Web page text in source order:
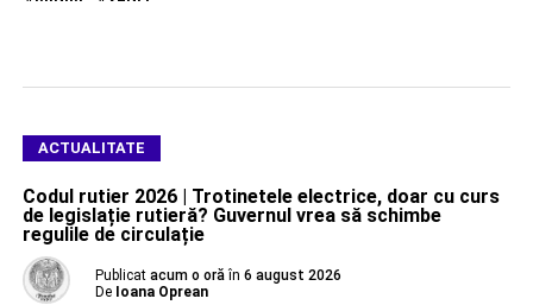
ACTUALITATE
Codul rutier 2026 | Trotinetele electrice, doar cu curs
de legislație rutieră? Guvernul vrea să schimbe
regulile de circulație
Publicat acum o oră în 6 august 2026
De Ioana Oprean